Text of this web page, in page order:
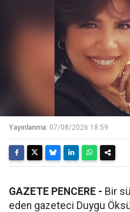
Yayınlanma: 07/08/2026 18:59
GAZETE PENCERE - Bir
eden gazeteci Duygu